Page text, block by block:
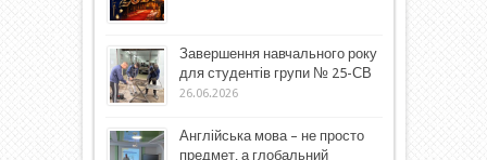
Завершення навчального року
для студентів групи № 25-СВ
26.06.2026
Англійська мова – не просто
предмет, а глобальний